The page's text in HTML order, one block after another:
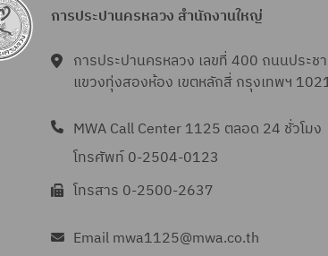
การประปานครหลวง สำนักงานใหญ่
การประปานครหลวง เลขที่ 400 ถนนประช
แขวงทุ่งสองห้อง เขตหลักสี่ กรุงเทพฯ
MWA Call Center 1125 ตลอด 24 ชั่วโมง
โทรศัพท์ 0-2504-0123
โทรสาร 0-2500-2637
Email mwa1125@mwa.co.th